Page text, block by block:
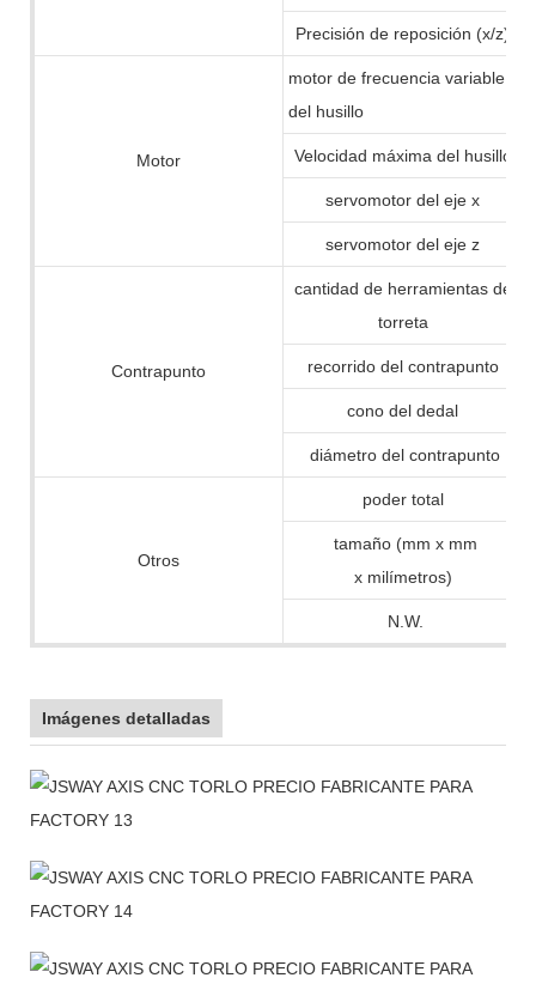
Precisión de reposición (x/z)
Motor
motor de frecuencia variable
del husillo
Velocidad máxima del husillo
servomotor del eje x
servomotor del eje z
Contrapunto
cantidad de herramientas de
torreta
recorrido del contrapunto
cono del dedal
diámetro del contrapunto
Otros
poder total
tamaño (mm x mm
x milímetros)
N.W.
Imágenes detalladas